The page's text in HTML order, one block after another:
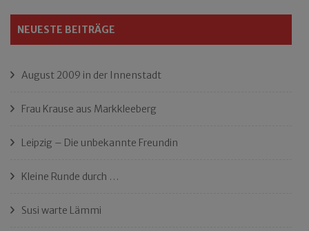
NEUESTE BEITRÄGE
August 2009 in der Innenstadt
Frau Krause aus Markkleeberg
Leipzig – Die unbekannte Freundin
Kleine Runde durch …
Susi warte Lämmi